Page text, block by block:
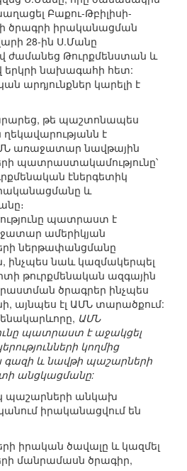
Բաքու-Թբիլիսի-
ծրագրի իրականացման
28-ին Ս.Մանը
ժամանեց Թուրքմենստան և
երկրի նախագահի հետ:
արդյունքներ կարելի է
թե պաշտոնապես
է
առաջատար նավթային
պատրաստակամությունը՝
էներգետիկ
և
պատրաստ է
ամերիկյան
ներթափանցմանը
ինչպես նաև կազմակերպել
թուրքմենական ազգային
ծրագրեր ինչպես
այնպես էլ ԱՄՆ տարածքում:
ԱՄՆ
պատրաստ է աջակցել
կողմից
գազի և նավթի պաշարների
անցկացմանը:
պաշարների անկախ
իրականացվում են
իրական ծավալը և կազմել
մանրամասն ծրագիր,